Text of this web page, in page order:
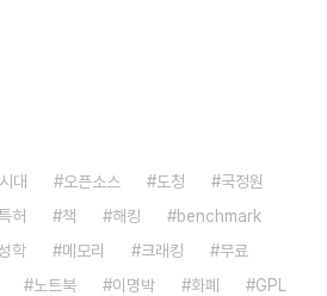
대 오픈소스 도청
국정원
특허 책 해킹
benchmark
학 메모리 크래킹
무료
노트북 이명박 화폐
GPL